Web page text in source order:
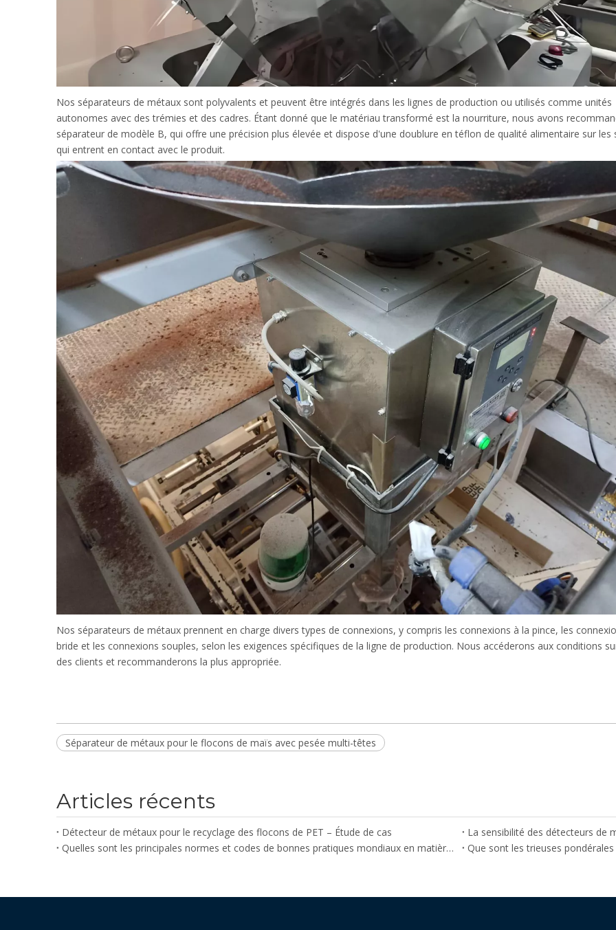
Nos séparateurs de métaux sont polyvalents et peuvent être intégrés dans les lignes de production ou utilisés comme unités
autonomes avec des trémies et des cadres. Étant donné que le matériau transformé est la nourriture, nous avons
séparateur de modèle B, qui offre une précision plus élevée et dispose d'une doublure en téflon de qualité alimentaire sur les
qui entrent en contact avec le produit.
Nos séparateurs de métaux prennent en charge divers types de connexions, y compris les connexions à la pince, les
bride et les connexions souples, selon les exigences spécifiques de la ligne de production. Nous accéderons aux conditions
des clients et recommanderons la plus appropriée.
Séparateur de métaux pour le flocons de maïs avec pesée multi-têtes
Articles récents
Détecteur de métaux pour le recyclage des flocons de PET – Étude de cas
La sensibilité des détecteurs de
Quelles sont les principales normes et codes de bonnes pratiques mondiaux en matière de sécurité alimentaire